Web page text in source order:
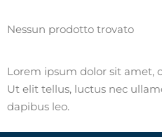
Nessun prodotto trovato
Lorem ipsum dolor sit amet,
Ut elit tellus, luctus nec
dapibus leo.